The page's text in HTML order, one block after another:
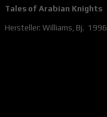
Tales of Arabian Knights
Hersteller: Williams, Bj. 1996